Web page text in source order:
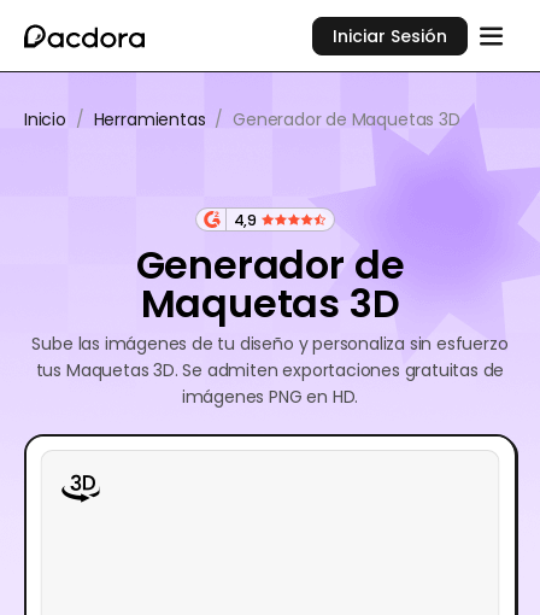
Iniciar Sesión
Inicio / Herramientas / Generador de Maquetas 3D
4,9
Generador de
Maquetas 3D
Sube las imágenes de tu diseño y personaliza sin esfuerzo
tus Maquetas 3D. Se admiten exportaciones gratuitas de
imágenes PNG en HD.